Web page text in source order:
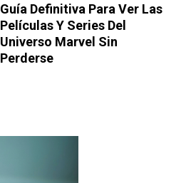
Guía Definitiva Para Ver Las
Películas Y Series Del
Universo Marvel Sin
Perderse